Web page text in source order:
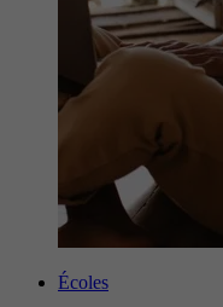
Écoles